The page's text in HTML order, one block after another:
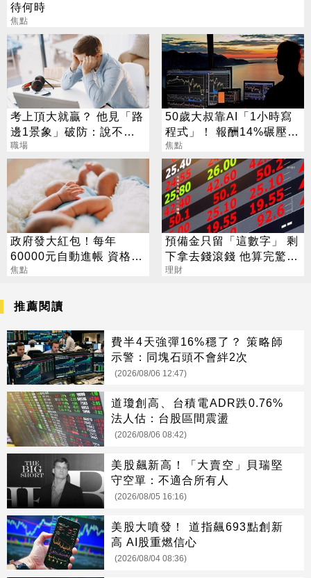
待何時
焦點
考上頂大就贏？ 他見「路
邊1景象」破防：說不清
的挫敗感
職場
50歲大叔靠AI「1小時寫
程式」！ 報酬14%碾壓標
普 直接辭職去炒股
焦點
政府發大紅包！每年
60000元自動進帳 資格一
次看
焦點
預備金只留「這數字」 剩
下拿去錢滾錢 他算完驚
呼：壓力山大
理財
推薦閱讀
費半4天強彈16%穩了？ 策略師
示警：同塊石頭不會絆2次
(2026/08/06 12:47)
道瓊創高、台積電ADR跌0.76%
法人估：台股區間震盪
(2026/08/06 08:42)
美股飆新高！「大賣空」貝瑞堅
守空單：不適合所有人
(2026/08/05 16:16)
美股大噴發！ 道指飆693點創新
高 AI股重燃信心
(2026/08/04 08:36)